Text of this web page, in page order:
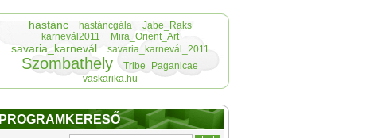
hastánc hastáncgála
Jabe_Raks
karnevál2011
Mira_Orient_Art
savaria_karnevál savaria_karnevál_2011
Szombathely
Tribe_Paganicae
vaskarika.hu
PROGRAMKERESŐ